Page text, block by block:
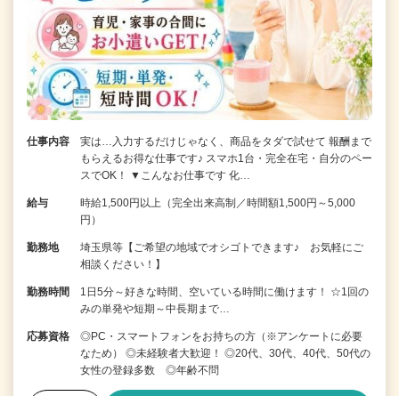
仕事内容
実は…入力するだけじゃなく、商品をタダで試せて 報酬まで
もらえるお得な仕事です♪ スマホ1台・完全在宅・自分のペー
スでOK！ ▼こんなお仕事です 化…
給与
時給1,500円以上（完全出来高制／時間額1,500円～5,000
円）
勤務地
埼玉県等【ご希望の地域でオシゴトできます♪ お気軽にご
相談ください！】
勤務時間
1日5分～好きな時間、空いている時間に働けます！ ☆1回の
みの単発や短期～中長期まで…
応募資格
◎PC・スマートフォンをお持ちの方（※アンケートに必要
なため） ◎未経験者大歓迎！ ◎20代、30代、40代、50代の
女性の登録多数 ◎年齢不問